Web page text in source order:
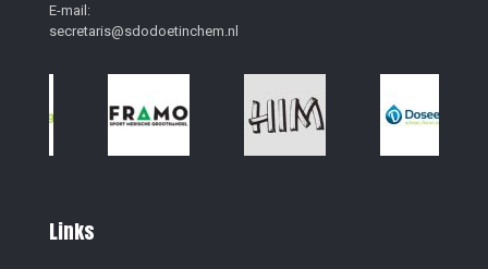
E-mail:
secretaris@sdodoetinchem.nl
Links